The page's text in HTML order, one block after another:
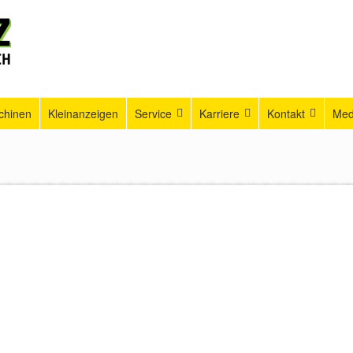
Kleinanzeigen Service Karriere Kontakt